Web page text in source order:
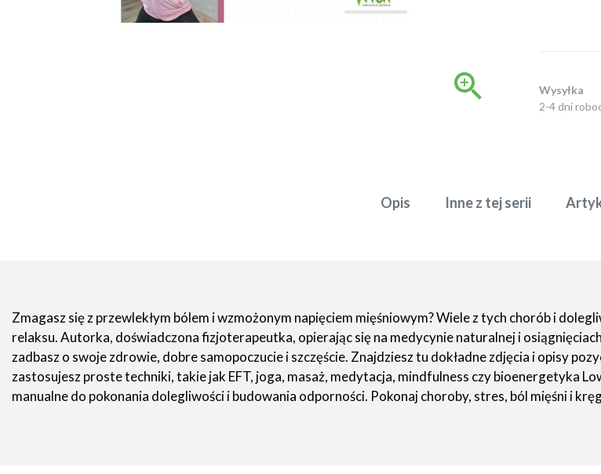

Wysyłka
2-4 dni
Opis Inne z tej serii
Zmagasz się z przewlekłym bólem i wzmożonym napięciem mięśniowym? Wiele z tych chorób i
relaksu. Autorka, doświadczona fizjoterapeutka, opierając się na medycynie naturalnej i
zadbasz o swoje zdrowie, dobre samopoczucie i szczęście. Znajdziesz tu dokładne zdjęcia i opisy
zastosujesz proste techniki, takie jak EFT, joga, masaż, medytacja, mindfulness czy bioenergetyka
manualne do pokonania dolegliwości i budowania odporności. Pokonaj choroby, stres, ból mięśni i